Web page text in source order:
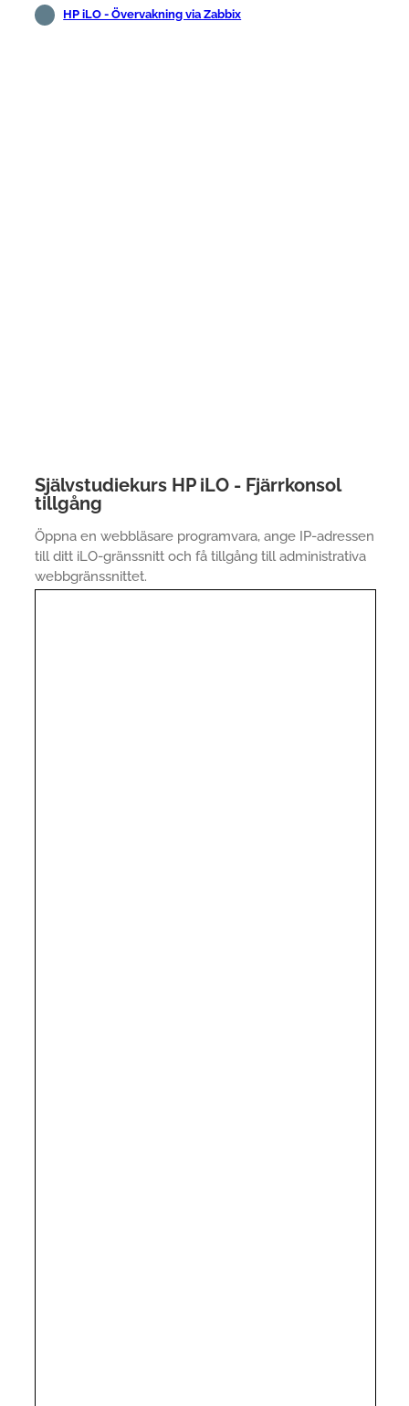
HP iLO - Övervakning via Zabbix
Självstudiekurs HP iLO - Fjärrkonsol
tillgång
Öppna en webbläsare programvara, ange IP-adressen
till ditt iLO-gränssnitt och få tillgång till administrativa
webbgränssnittet.